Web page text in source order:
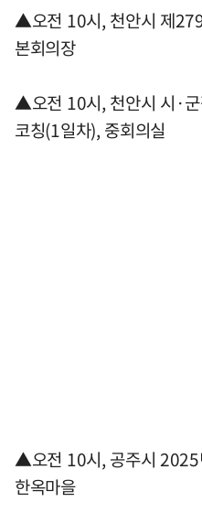
▲오전 10시, 천안시 제
본회의장
▲오전 10시, 천안시 시·군
코칭(1일차), 중회의실
▲오전 10시, 공주시 2025
한옥마을